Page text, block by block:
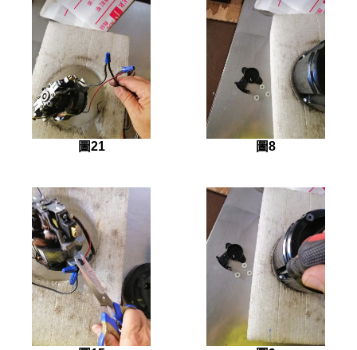
圖21 圖8